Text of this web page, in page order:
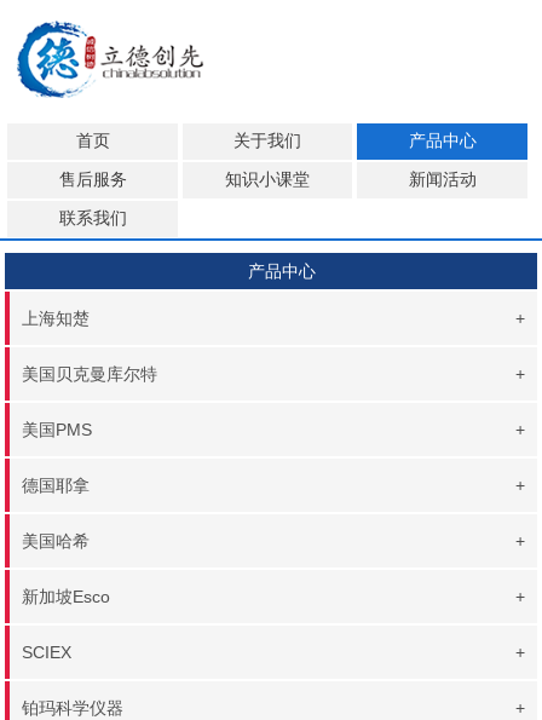
首页 关于我们 产品中心
售后服务 知识小课堂 新闻活动
联系我们
产品中心
上海知楚 +
美国贝克曼库尔特 +
美国PMS +
德国耶拿 +
美国哈希 +
新加坡Esco +
SCIEX +
铂玛科学仪器 +